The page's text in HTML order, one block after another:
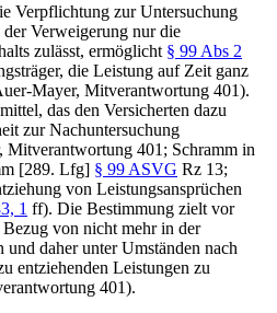
Verpflichtung zur Untersuchung
Verweigerung nur die
zulässt, ermöglicht § 99 Abs 2
die Leistung auf Zeit ganz
Mayer, Mitverantwortung 401).
das den Versicherten dazu
zur Nachuntersuchung
, Mitverantwortung 401; Schramm in
[289. Lfg] § 99 ASVG Rz 13;
von Leistungsansprüchen
1 ff). Die Bestimmung zielt vor
von nicht mehr in der
daher unter Umständen nach
entziehenden Leistungen zu
401).